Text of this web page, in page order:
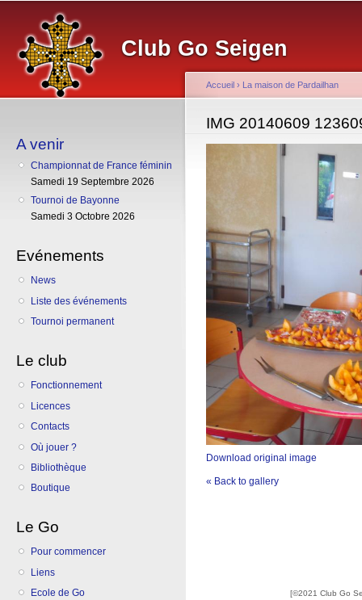
Club Go Seigen
A venir
Championnat de France féminin
Samedi 19 Septembre 2026
Tournoi de Bayonne
Samedi 3 Octobre 2026
Evénements
News
Liste des événements
Tournoi permanent
Le club
Fonctionnement
Licences
Contacts
Où jouer ?
Bibliothèque
Boutique
Le Go
Pour commencer
Liens
Ecole de Go
Vous êtes ici
Accueil › La maison de Pardailhan
IMG 20140609
Download original image
« Back to gallery
[©2021 Club Go